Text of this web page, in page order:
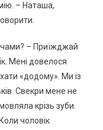
– Наташа,
– Приїжджай
Мені довелося
«додому». Ми із
Свекри мене не
крізь зуби.
чоловік